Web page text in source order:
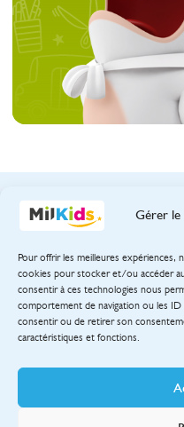
Gérer le
Pour offrir les meilleures expériences,
cookies pour stocker et/ou accéder
consentir à ces technologies nous
comportement de navigation ou les ID
consentir ou de retirer son
caractéristiques et fonctions.
38 rue de Berri
75800 Paris